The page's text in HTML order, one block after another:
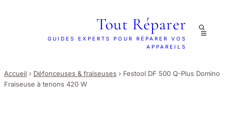
Tout Réparer
GUIDES EXPERTS POUR RÉPARER VOS
APPAREILS
Accueil › Défonceuses & fraiseuses › Festool DF 500 Q-Plus Domino
Fraiseuse à tenons 420 W